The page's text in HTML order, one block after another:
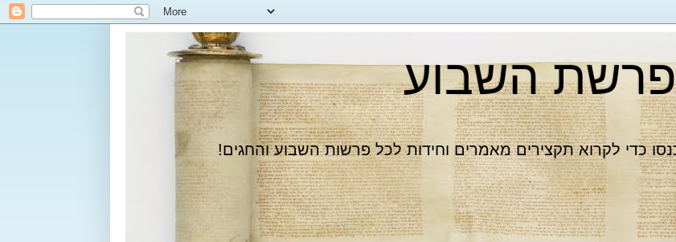
פרשת השבוע
כדי לקרוא תקצירים מאמרים וחידות לכל פרשות השבוע והחגים!